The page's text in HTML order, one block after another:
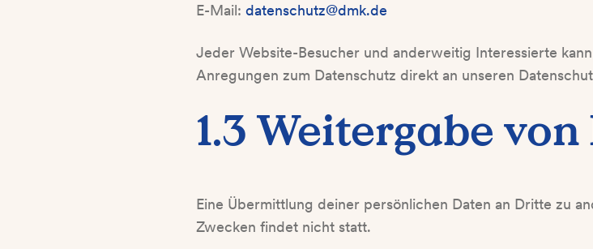
E-Mail:datenschutz@dmk.de
Jeder Website-Besucher und anderweitig Interessierte
Anregungen zum Datenschutz direkt an unseren
1.3 Weitergabe
Eine Übermittlung deiner persönlichen Daten an Dritte zu
Zwecken findet nicht statt.